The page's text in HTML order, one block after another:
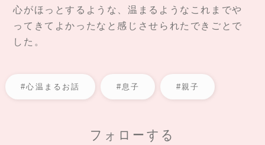
心がほっとするような、温まるようなこれまでや
ってきてよかったなと感じさせられたできごとで
した。
#心温まるお話 #息子 #親子
フォローする